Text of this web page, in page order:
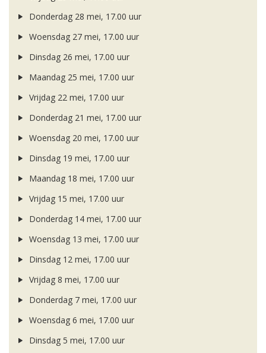
Donderdag 28 mei, 17.00 uur
Woensdag 27 mei, 17.00 uur
Dinsdag 26 mei, 17.00 uur
Maandag 25 mei, 17.00 uur
Vrijdag 22 mei, 17.00 uur
Donderdag 21 mei, 17.00 uur
Woensdag 20 mei, 17.00 uur
Dinsdag 19 mei, 17.00 uur
Maandag 18 mei, 17.00 uur
Vrijdag 15 mei, 17.00 uur
Donderdag 14 mei, 17.00 uur
Woensdag 13 mei, 17.00 uur
Dinsdag 12 mei, 17.00 uur
Vrijdag 8 mei, 17.00 uur
Donderdag 7 mei, 17.00 uur
Woensdag 6 mei, 17.00 uur
Dinsdag 5 mei, 17.00 uur